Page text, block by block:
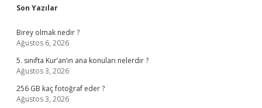
Sidebar
Son Yazılar
Birey olmak nedir ?
Ağustos 6, 2026
5. sınıfta Kur’an’ın ana konuları nelerdir ?
Ağustos 3, 2026
256 GB kaç fotoğraf eder ?
Ağustos 3, 2026